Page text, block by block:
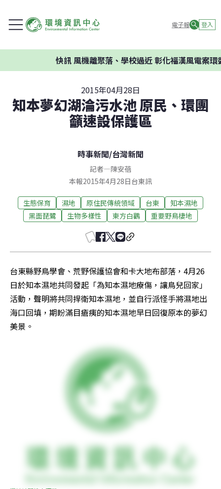
電子報 登入
風機離聚落、學校過近 彰化福漢風電案環委建
2015年04月28日
知本夢幻湖淪污水池 原民、環團
籲速設保護區
時事新聞/台灣新聞
記者—陳安蓓
本報2015年4月28日台東訊
生態保育 濕地 原住民傳統領域 台東
知本濕地
黑面琵鷺
生物多樣性 東方白鸛 重要野鳥棲地
台東縣野鳥學會、荒野保護協會和卡大地布部落，4月26
日於知本濕地共同發起「為知本濕地療傷，讓鳥兒回家」
活動，聲明將共同捍衛知本濕地，並自行派怪手將濕地出
海口回填，期盼滿目瘡痍的知本濕地早日回復原本的夢幻
美景。